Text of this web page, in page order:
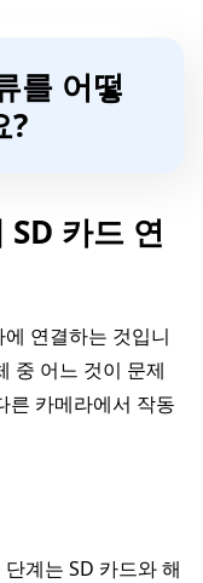
를 어떻
?
카드 연
연결하는 것입니
중 어느 것이 문제
른 카메라에서 작동
계는 SD 카드와 해